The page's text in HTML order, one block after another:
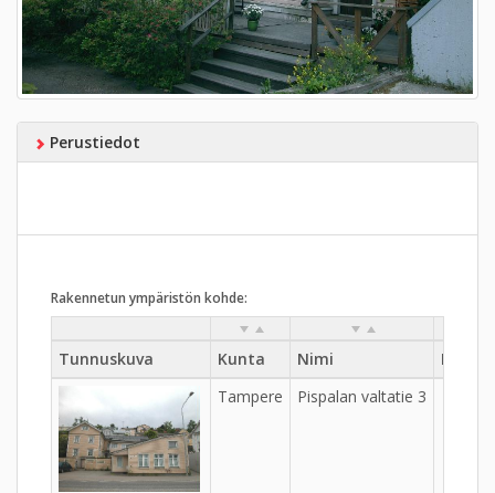
Perustiedot
Rakennetun ympäristön kohde:
Tunnuskuva Kunta Nimi Kylä
Tampere Pispalan valtatie 3